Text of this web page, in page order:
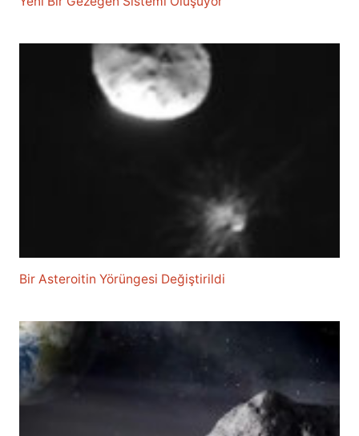
Bir Asteroitin Yörüngesi Değiştirildi